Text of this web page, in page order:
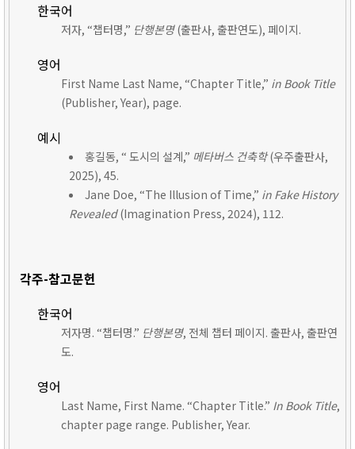
한국어
저자, “챕터명,” 단행본명(출판사, 출판연도), 페이지.
영어
First Name Last Name, “Chapter Title,” in Book Title
(Publisher, Year), page.
예시
홍길동, “ 도시의 설계,” 메타버스 건축학(우주출판사,
2025), 45.
Jane Doe, “The Illusion of Time,” in Fake History
Revealed(Imagination Press, 2024), 112.
각주-참고문헌
한국어
저자명. “챕터명.” 단행본명, 전체 챕터 페이지. 출판사, 출판연
도.
영어
Last Name, First Name. “Chapter Title.” In Book Title,
chapter page range. Publisher, Year.